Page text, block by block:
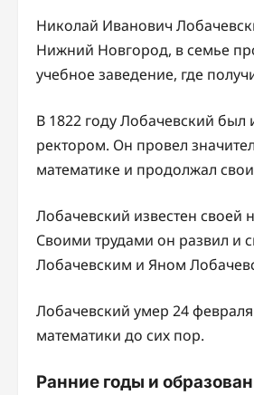
Николай Иванович
Нижний Новгород, в семье
учебное заведение, где
В 1822 году Лобачевский был
ректором. Он провел
математике и продолжал
Лобачевский известен своей
Своими трудами он развил и
Лобачевским и Яном
Лобачевский умер 24
математики до сих пор.
Ранние годы и